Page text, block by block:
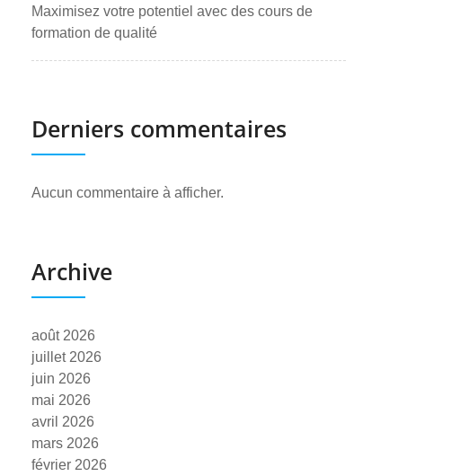
Maximisez votre potentiel avec des cours de
formation de qualité
Derniers commentaires
Aucun commentaire à afficher.
Archive
août 2026
juillet 2026
juin 2026
mai 2026
avril 2026
mars 2026
février 2026